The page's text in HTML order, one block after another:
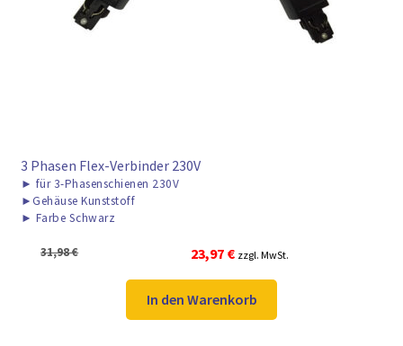
► ZAHLARTEN
► VERSANDARTEN
3 Phasen Flex-Verbinder 230V
► für 3-Phasenschienen 230V
►Gehäuse Kunststoff
► Farbe Schwarz
31,98€
Ursprünglicher
Preis
war:
31,98 €
23,97 €Aktueller
Preis
ist:
23,97 €.
zzgl. MwSt.
In den Warenkorb